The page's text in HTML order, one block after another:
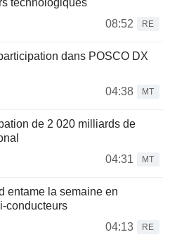
08:52
RE
dans POSCO DX
04:38
MT
de 2 020 milliards de
04:31
MT
entame la semaine en
conducteurs
04:13
RE